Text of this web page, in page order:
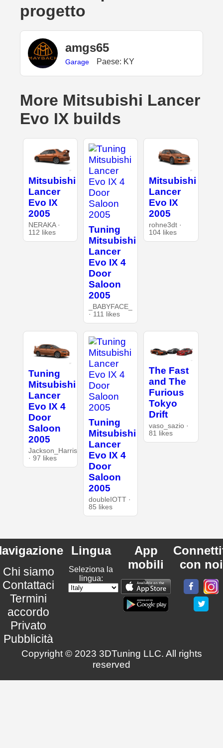
progetto
amgs65
Garage Paese: KY
More Mitsubishi Lancer
Evo IX builds
Mitsubishi
Lancer
Evo IX
2005
NERAKA ·
112 likes
Tuning
Mitsubishi
Lancer
Evo IX 4
Door
Saloon
2005
_BABYFACE_
· 111 likes
Mitsubishi
Lancer
Evo IX
2005
rohne3dt ·
104 likes
Tuning
Mitsubishi
Lancer
Evo IX 4
Door
Saloon
2005
Jackson_Harris
· 97 likes
Tuning
Mitsubishi
Lancer
Evo IX 4
Door
Saloon
2005
doubleIOTT ·
85 likes
The Fast
and The
Furious
Tokyo
Drift
vaso_sazio ·
81 likes
Chi siamo
Contattaci
Termini
accordo
Privato
Pubblicità
Lingua
Seleziona la
lingua:
App
mobili
con noi
Copyright © 2023 3DTuning LLC. All rights
reserved